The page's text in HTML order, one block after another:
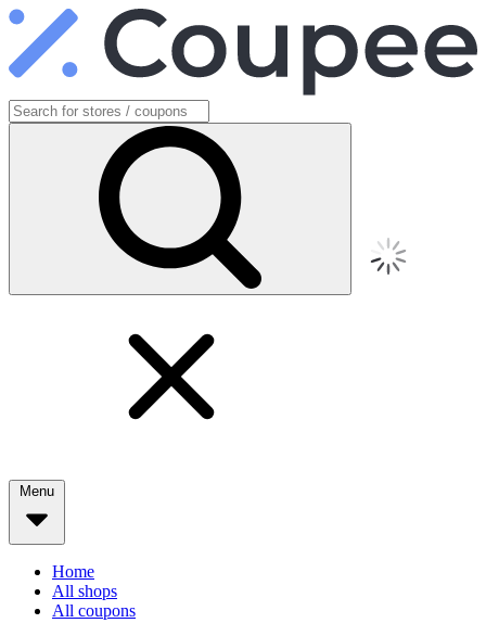
Menu
Home
All shops
All coupons